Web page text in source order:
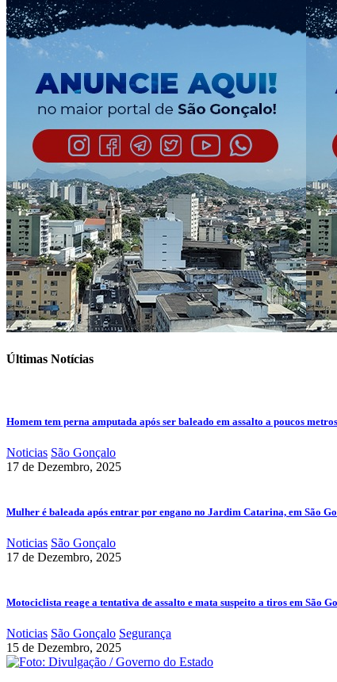
Últimas Notícias
Homem tem perna amputada após ser baleado em assalto a poucos
Noticias São Gonçalo
17 de Dezembro, 2025
Mulher é baleada após entrar por engano no Jardim Catarina, em São
Noticias São Gonçalo
17 de Dezembro, 2025
Motociclista reage a tentativa de assalto e mata suspeito a tiros em São
Noticias São Gonçalo Segurança
15 de Dezembro, 2025